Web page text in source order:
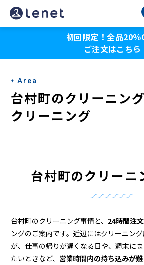
台
村
の
ク
リ
ー
宅
配
初回限定！全品20％
ご注文はこちら
Area
台村町のクリーニン
クリーニング
台村町のクリーニ
台村町のクリーニング事情と、 24時間注
ングのご案内です。近辺にはクリーニン
が、仕事の帰りが遅くなる日や、週末に
たいときなど、 営業時間内の持ち込みが